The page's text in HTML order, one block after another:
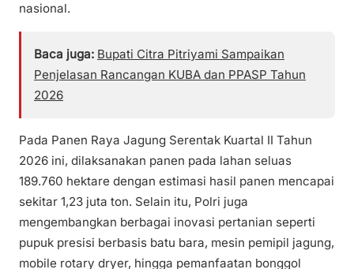
nasional.
Baca juga: Bupati Citra Pitriyami Sampaikan
Penjelasan Rancangan KUBA dan PPASP Tahun
2026
Pada Panen Raya Jagung Serentak Kuartal II Tahun
2026 ini, dilaksanakan panen pada lahan seluas
189.760 hektare dengan estimasi hasil panen mencapai
sekitar 1,23 juta ton. Selain itu, Polri juga
mengembangkan berbagai inovasi pertanian seperti
pupuk presisi berbasis batu bara, mesin pemipil jagung,
mobile rotary dryer, hingga pemanfaatan bonggol